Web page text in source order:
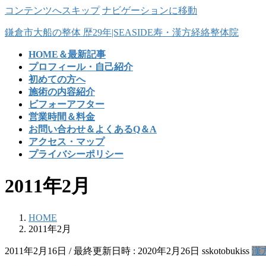
コンテンツへスキップ ナビゲーションに移動
鎌倉市大船の整体 歴29年|SEASIDE寿・漢方経絡整体院
HOME＆最新記事
プロフィール・自己紹介
初めての方へ
施術の内容紹介
ビフォーアフター
営業時間＆料金
お問い合わせ＆よくあるQ＆A
アクセス・マップ
プライバシーポリシー
2011年2月
HOME
2011年2月
2011年2月16日 / 最終更新日時 : 2020年2月26日 sskotobukiss 漢